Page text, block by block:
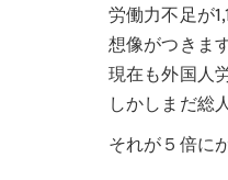
労働力不足が
想像がつきま
現在も外国人
しかしまだ総
それが５倍に